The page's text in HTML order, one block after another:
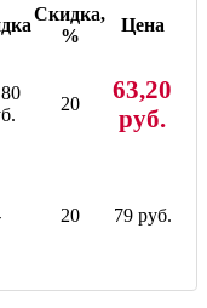
Скидка,
%
Цена
20
63,20
руб.
20 79 руб.